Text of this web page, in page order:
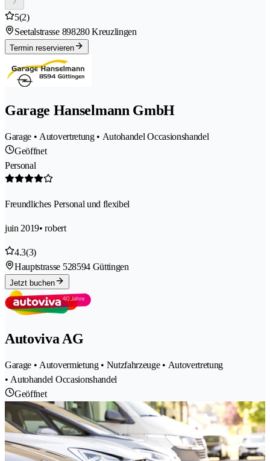
5(2)
Seetalstrasse 898280 Kreuzlingen
Termin reservieren
Garage Hanselmann GmbH
Garage • Autovertretung • Autohandel Occasionshandel
Geöffnet
Personal
Freundliches Personal und flexibel
juin 2019• robert
4.3(3)
Hauptstrasse 528594 Güttingen
Jetzt buchen
Autoviva AG
Garage • Autovermietung • Nutzfahrzeuge • Autovertretung
• Autohandel Occasionshandel
Geöffnet